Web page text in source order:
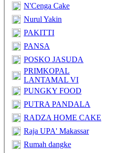
N'Cenga Cake
Nurul Yakin
PAKITTI
PANSA
POSKO JASUDA
PRIMKOPAL
LANTAMAL VI
PUNGKY FOOD
PUTRA PANDALA
RADZA HOME CAKE
Raja UPA' Makassar
Rumah dangke